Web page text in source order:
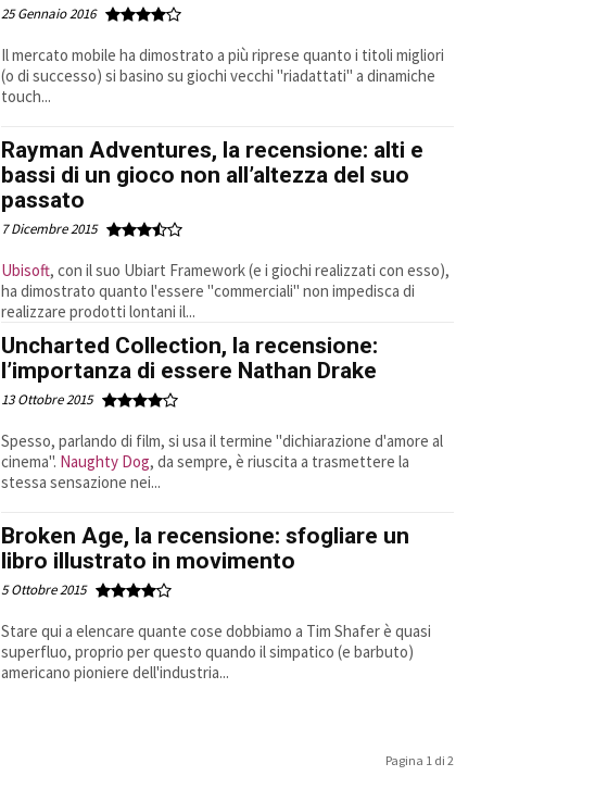
25 Gennaio 2016
Il mercato mobile ha dimostrato a più riprese quanto i titoli migliori
(o di successo) si basino su giochi vecchi "riadattati" a dinamiche
touch...
Rayman Adventures, la recensione: alti e
bassi di un gioco non all’altezza del suo
passato
7 Dicembre 2015
Ubisoft, con il suo Ubiart Framework (e i giochi realizzati con esso),
ha dimostrato quanto l'essere "commerciali" non impedisca di
realizzare prodotti lontani il...
Uncharted Collection, la recensione:
l’importanza di essere Nathan Drake
13 Ottobre 2015
Spesso, parlando di film, si usa il termine "dichiarazione d'amore al
cinema". Naughty Dog, da sempre, è riuscita a trasmettere la
stessa sensazione nei...
Broken Age, la recensione: sfogliare un
libro illustrato in movimento
5 Ottobre 2015
Stare qui a elencare quante cose dobbiamo a Tim Shafer è quasi
superfluo, proprio per questo quando il simpatico (e barbuto)
americano pioniere dell'industria...
Pagina 1 di 2